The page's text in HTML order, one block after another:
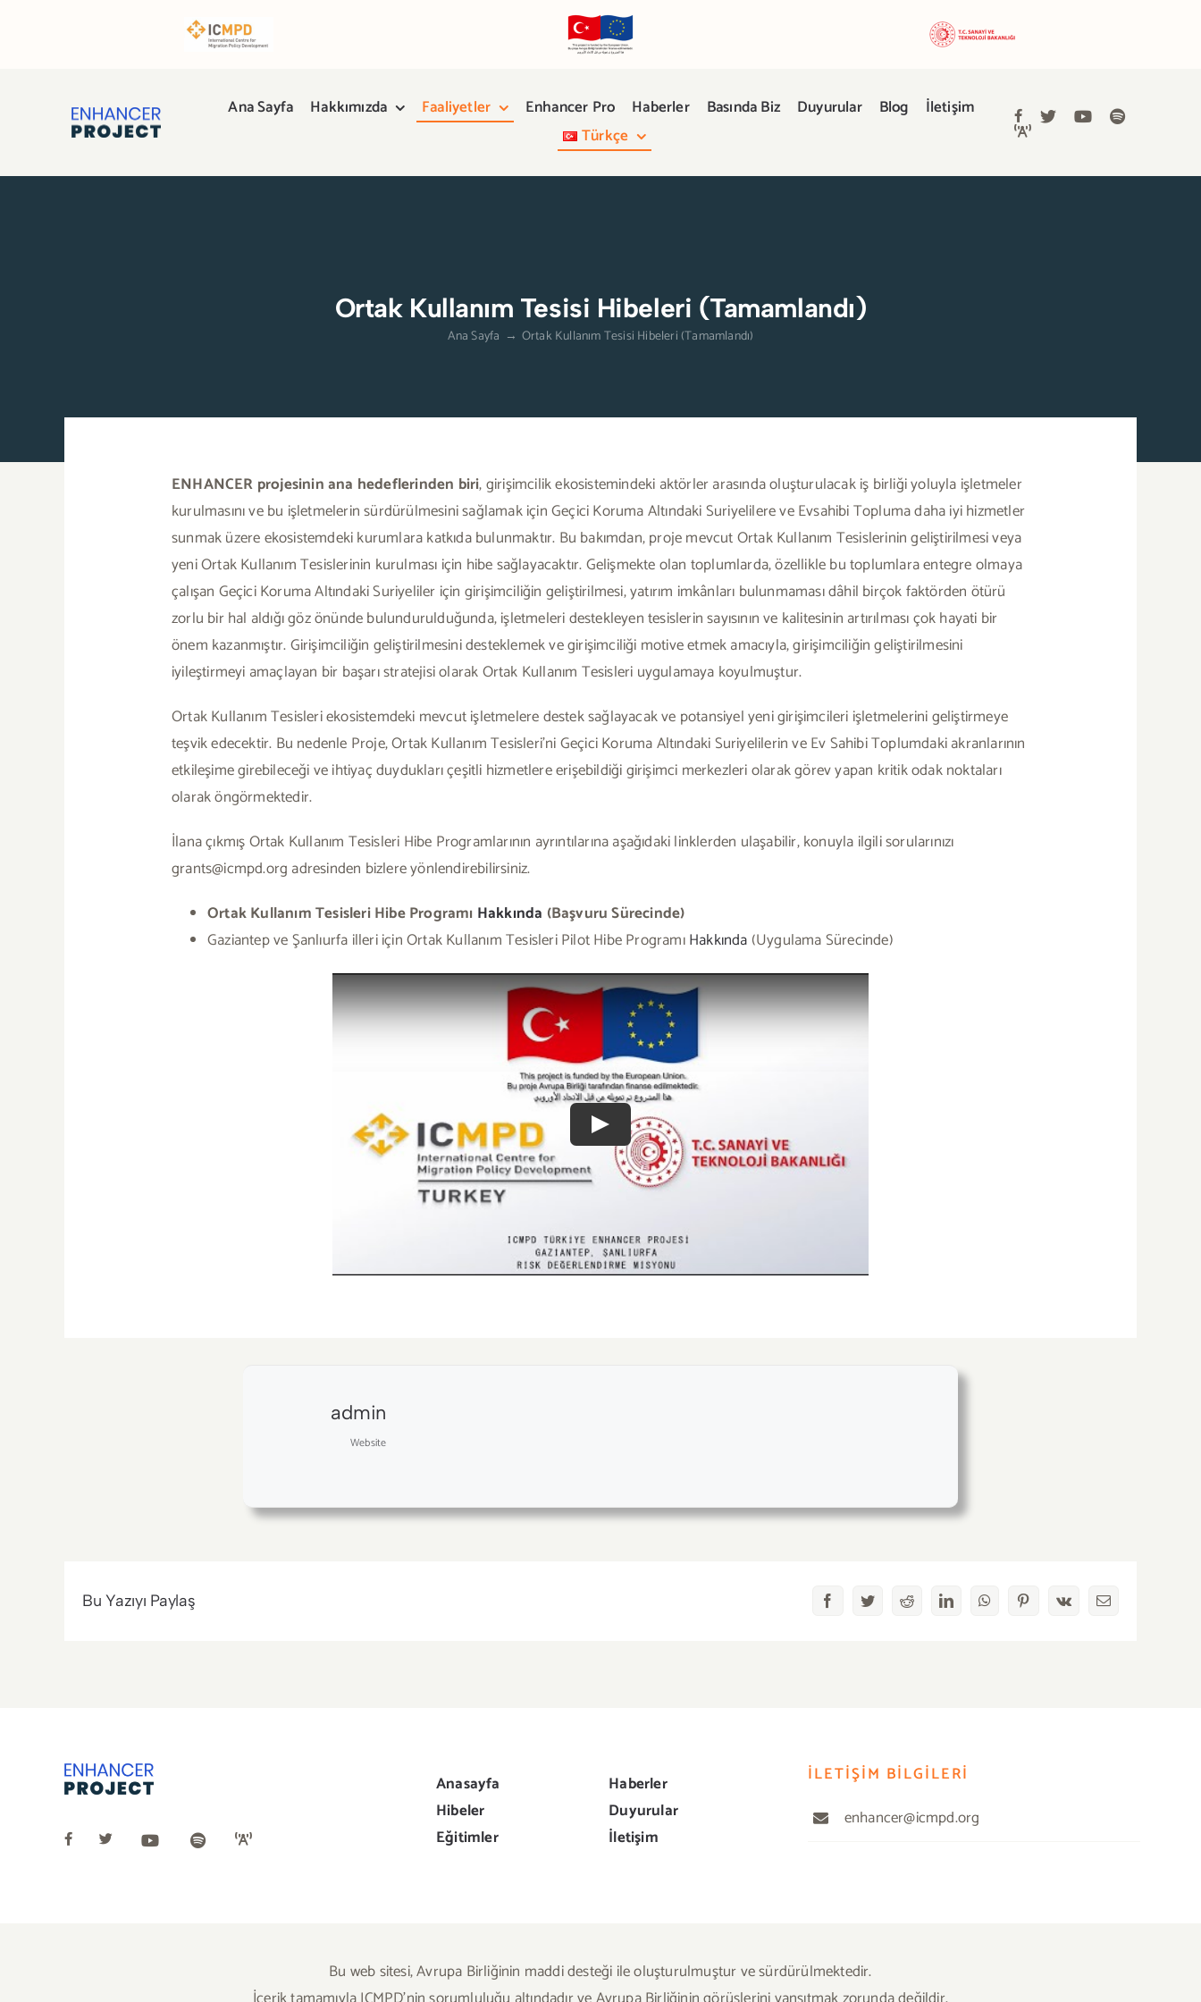
Ana Sayfa
Hakkımızda Faaliyetler Enhancer Pro Haberler Basında Biz Duyurular Blog
İletişim
Türkçe
Ortak Kullanım Tesisi Hibeleri (Tamamlandı)
Ana Sayfa → Ortak Kullanım Tesisi Hibeleri (Tamamlandı)
ENHANCER projesinin ana hedeflerinden biri, girişimcilik ekosistemindeki aktörler arasında oluşturulacak iş birliği yoluyla işletmeler
kurulmasını ve bu işletmelerin sürdürülmesini sağlamak için Geçici Koruma Altındaki Suriyelilere ve Evsahibi Topluma daha iyi hizmetler
sunmak üzere ekosistemdeki kurumlara katkıda bulunmaktır. Bu bakımdan, proje mevcut Ortak Kullanım Tesislerinin geliştirilmesi veya
yeni Ortak Kullanım Tesislerinin kurulması için hibe sağlayacaktır. Gelişmekte olan toplumlarda, özellikle bu toplumlara entegre olmaya
çalışan Geçici Koruma Altındaki Suriyeliler için girişimciliğin geliştirilmesi, yatırım imkânları bulunmaması dâhil birçok faktörden ötürü
zorlu bir hal aldığı göz önünde bulundurulduğunda, işletmeleri destekleyen tesislerin sayısının ve kalitesinin artırılması çok hayati bir
önem kazanmıştır. Girişimciliğin geliştirilmesini desteklemek ve girişimciliği motive etmek amacıyla, girişimciliğin geliştirilmesini
iyileştirmeyi amaçlayan bir başarı stratejisi olarak Ortak Kullanım Tesisleri uygulamaya koyulmuştur.
Ortak Kullanım Tesisleri ekosistemdeki mevcut işletmelere destek sağlayacak ve potansiyel yeni girişimcileri işletmelerini geliştirmeye
teşvik edecektir. Bu nedenle Proje, Ortak Kullanım Tesisleri’ni Geçici Koruma Altındaki Suriyelilerin ve Ev Sahibi Toplumdaki akranlarının
etkileşime girebileceği ve ihtiyaç duydukları çeşitli hizmetlere erişebildiği girişimci merkezleri olarak görev yapan kritik odak noktaları
olarak öngörmektedir.
İlana çıkmış Ortak Kullanım Tesisleri Hibe Programlarının ayrıntılarına aşağıdaki linklerden ulaşabilir, konuyla ilgili sorularınızı
grants@icmpd.org adresinden bizlere yönlendirebilirsiniz.
Ortak Kullanım Tesisleri Hibe Programı Hakkında (Başvuru Sürecinde)
Gaziantep ve Şanlıurfa illeri için Ortak Kullanım Tesisleri Pilot Hibe ProgramıHakkında (Uygulama Sürecinde)
Play
admin
Website
Bu Yazıyı Paylaş FacebookTwitterRedditLinkedInWhatsAppPinterest
Vk
E-
Anasayfa
Hibeler
Eğitimler
Haberler
Duyurular
İletişim
İLETİŞİM BİLGİLERİ
enhancer@icmpd.org
Bu web sitesi, Avrupa Birliğinin maddi desteği ile oluşturulmuştur ve sürdürülmektedir.